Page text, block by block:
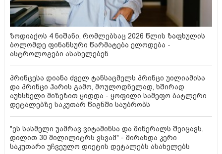
ზოდიაქოს 4 ნიშანი, რომლებსაც 2026 წლის ზაფხულის
ბოლომდე ფინანსური წარმატება ელოდება -
ასტროლოგები ასახელებენ
პრინცესა დიანა ძველ ტანსაცმელს პრინცი უილიამისა
და პრინცი ჰარის გამო, მოულოდნელად, ხშირად
აუხსნელი მიზეზით ყიდდა - ყოფილი სამეფო ბატლერი
დეტალებზე საკუთარ წიგნში საუბრობს
"ეს სასმელი უამრავ ვიტამინსა და მინერალს შეიცავს.
დილით 30 მილილიტრს ვსვამ" - მირანდა კერი
საკუთარი უჩვეულო დიეტის დეტალებს ასახელებს